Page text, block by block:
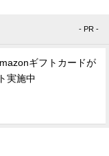
- PR -
ギフトカードが
実施中